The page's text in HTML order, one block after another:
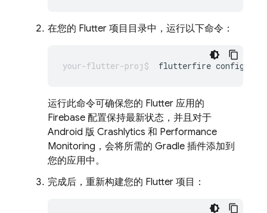
在您的 Flutter 项目目录中，运行以下命令：
flutterfire
运行此命令可确保您的 Flutter 应用的
Firebase 配置保持最新状态，并且对于
Android 版 Crashlytics 和 Performance
Monitoring ，会将所需的 Gradle 插件添加到
您的应用中。
完成后，重新构建您的 Flutter 项目：